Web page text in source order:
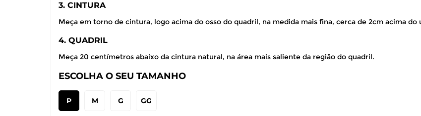
3. CINTURA
Meça em torno de cintura, logo acima do osso do quadril, na medida mais fina, cerca de 2cm acima do
4. QUADRIL
Meça 20 centímetros abaixo da cintura natural, na área mais saliente da região do quadril.
ESCOLHA O SEU TAMANHO
P M G GG